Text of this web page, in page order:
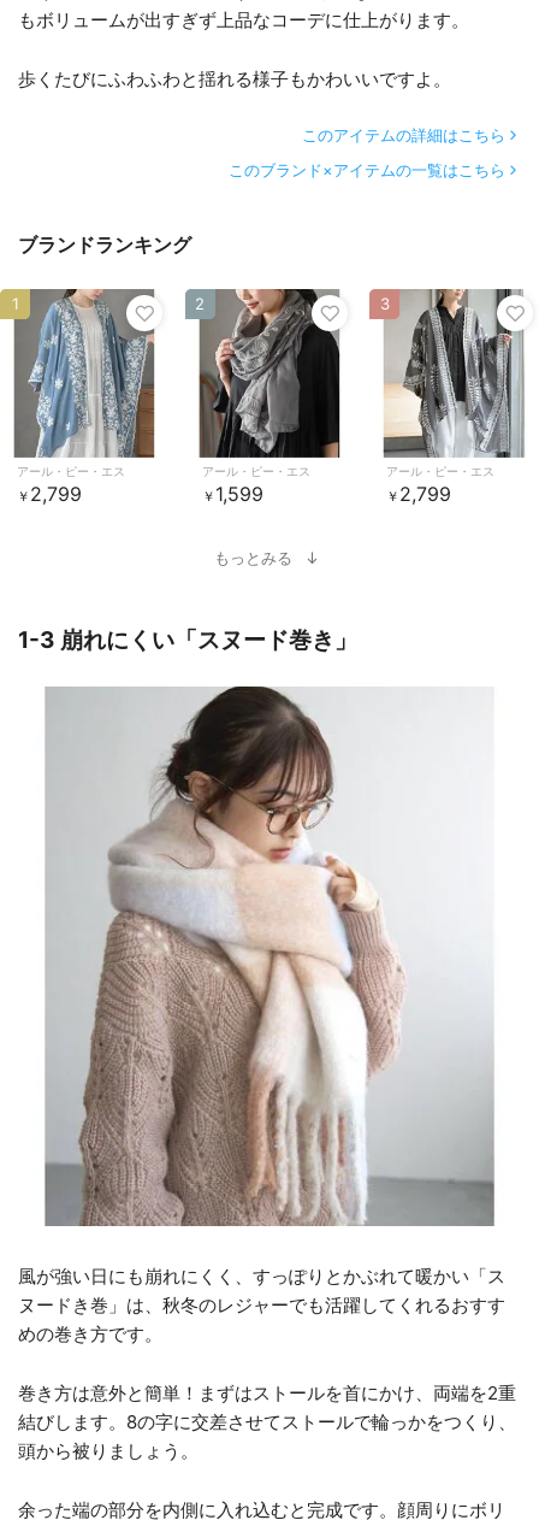
もボリュームが出すぎず上品なコーデに仕上がります。
歩くたびにふわふわと揺れる様子もかわいいですよ。
このアイテムの詳細はこちら
このブランド×アイテムの一覧はこちら
ブランドランキング
アール・ピー・エス
￥ 2,799
1
アール・ピー・エス
￥ 1,599
2
アール・ピー・エス
￥ 2,799
3
もっとみる
1-3 崩れにくい「スヌード巻き」
風が強い日にも崩れにくく、すっぽりとかぶれて暖かい「ス
ヌードき巻」は、秋冬のレジャーでも活躍してくれるおすす
めの巻き方です。
巻き方は意外と簡単！まずはストールを首にかけ、両端を2重
結びします。8の字に交差させてストールで輪っかをつくり、
頭から被りましょう。
余った端の部分を内側に入れ込むと完成です。顔周りにボリ